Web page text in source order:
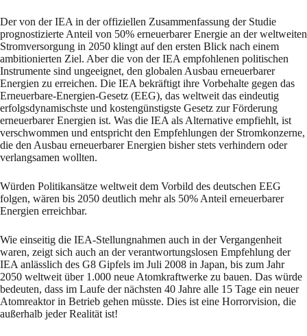
Der von der IEA in der offiziellen Zusammenfassung der Studie
prognostizierte Anteil von 50% erneuerbarer Energie an der weltweiten
Stromversorgung in 2050 klingt auf den ersten Blick nach einem
ambitionierten Ziel. Aber die von der IEA empfohlenen politischen
Instrumente sind ungeeignet, den globalen Ausbau erneuerbarer
Energien zu erreichen. Die IEA bekräftigt ihre Vorbehalte gegen das
Erneuerbare-Energien-Gesetz (EEG), das weltweit das eindeutig
erfolgsdynamischste und kostengünstigste Gesetz zur Förderung
erneuerbarer Energien ist. Was die IEA als Alternative empfiehlt, ist
verschwommen und entspricht den Empfehlungen der Stromkonzerne,
die den Ausbau erneuerbarer Energien bisher stets verhindern oder
verlangsamen wollten.
Würden Politikansätze weltweit dem Vorbild des deutschen EEG
folgen, wären bis 2050 deutlich mehr als 50% Anteil erneuerbarer
Energien erreichbar.
Wie einseitig die IEA-Stellungnahmen auch in der Vergangenheit
waren, zeigt sich auch an der verantwortungslosen Empfehlung der
IEA anlässlich des G8 Gipfels im Juli 2008 in Japan, bis zum Jahr
2050 weltweit über 1.000 neue Atomkraftwerke zu bauen. Das würde
bedeuten, dass im Laufe der nächsten 40 Jahre alle 15 Tage ein neuer
Atomreaktor in Betrieb gehen müsste. Dies ist eine Horrorvision, die
außerhalb jeder Realität ist!